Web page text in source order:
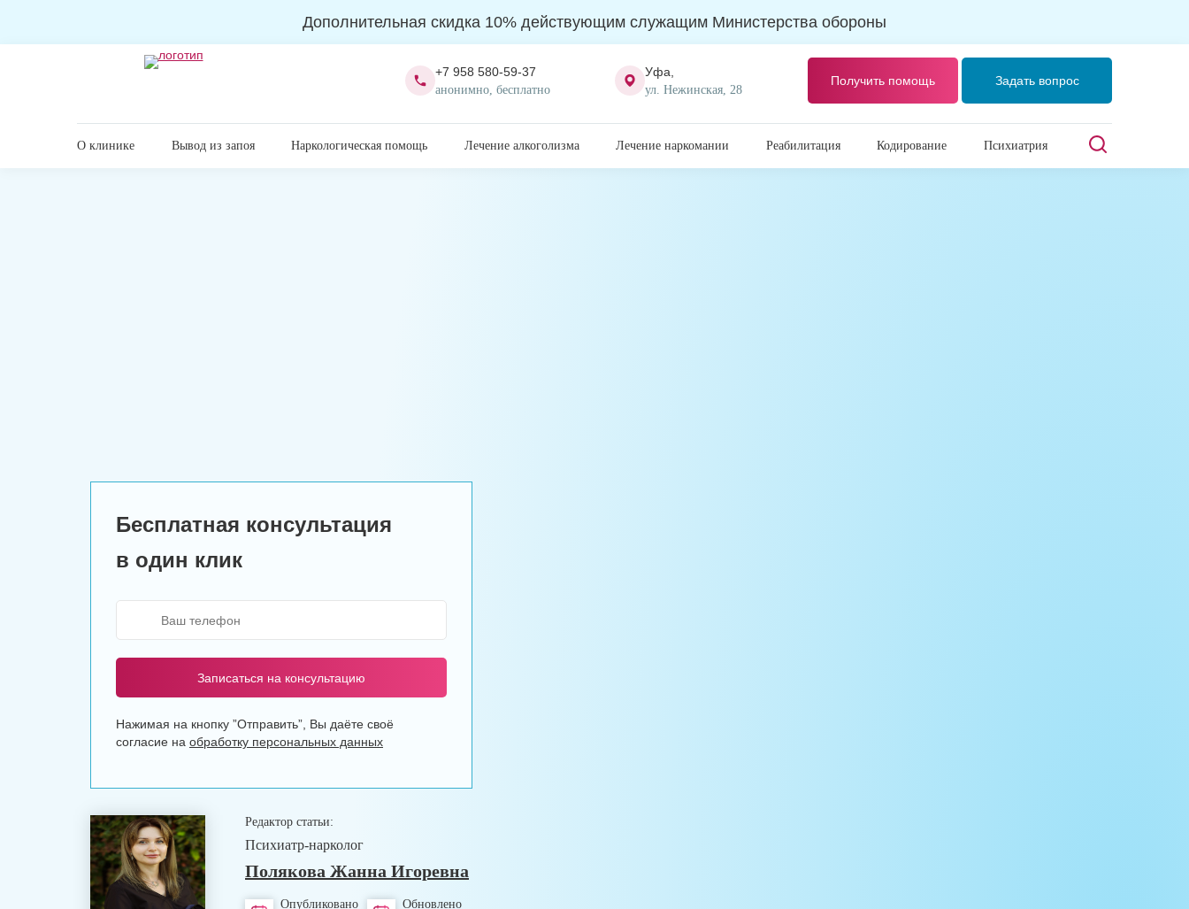
Дополнительная скидка 10% действующим служащим Министерства обороны
+7 958 580-59-37
анонимно, бесплатно
Уфа,
ул. Нежинская, 28
Получить помощь Задать вопрос
О клинике Вывод из запоя Наркологическая помощь Лечение алкоголизма Лечение наркомании Реабилитация Кодирование Психиатрия
Бесплатная консультация
в один клик
Записаться на консультацию
Нажимая на кнопку ”Отправить”, Вы даёте своё
согласие на обработку персональных данных
Редактор статьи:
Психиатр-нарколог
Полякова Жанна Игоревна
Опубликовано Обновлено